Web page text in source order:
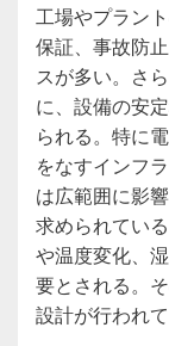
工場やプラン
保証、事故防
スが多い。さ
に、設備の安
られる。特に
をなすインフ
は広範囲に影
求められてい
や温度変化、
要とされる。
設計が行われて